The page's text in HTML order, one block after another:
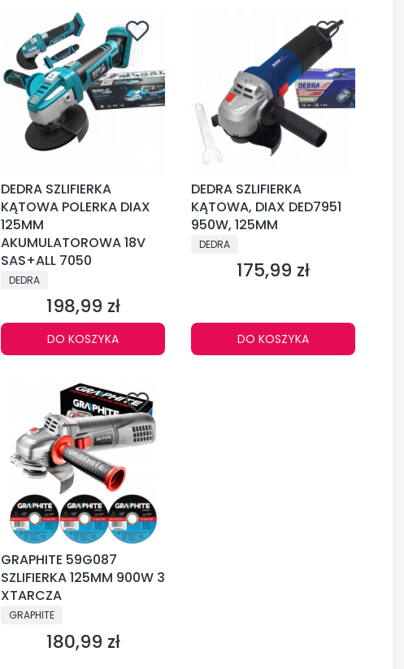
DEDRA SZLIFIERKA
KĄTOWA POLERKA DIAX
125MM
AKUMULATOROWA 18V
SAS+ALL 7050
PRODUCENT
DEDRA
Cena
198,99 zł
DO KOSZYKA
DEDRA SZLIFIERKA
KĄTOWA, DIAX DED7951
950W, 125MM
PRODUCENT
DEDRA
Cena
175,99 zł
DO KOSZYKA
GRAPHITE 59G087
SZLIFIERKA 125MM 900W 3
XTARCZA
PRODUCENT
GRAPHITE
Cena
180,99 zł